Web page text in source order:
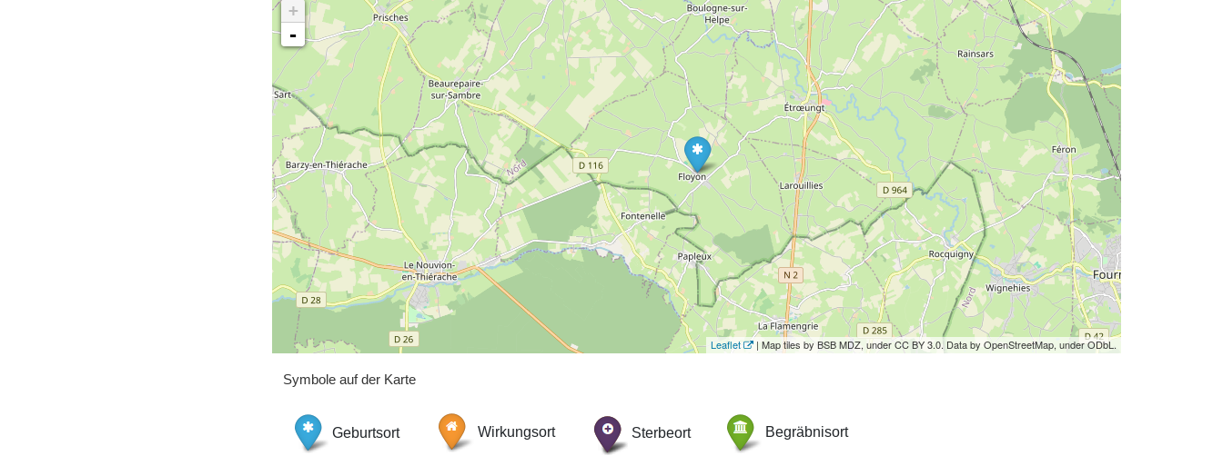
+
-
Leaflet | Map tiles by BSB MDZ, under CC BY 3.0. Data by OpenStreetMap, under ODbL.
Symbole auf der Karte
Geburtsort Wirkungsort Sterbeort Begräbnisort